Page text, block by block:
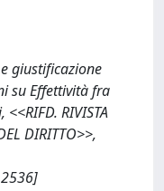
giustificazione
su Effettività fra
RIVISTA
DIRITTO>>,